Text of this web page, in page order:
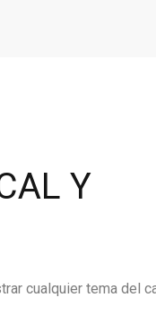
Y
cualquier tema del